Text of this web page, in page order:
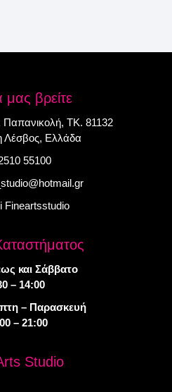
βρείτε
Παπανικολή, ΤΚ. 81132
Λέσβος, Ελλάδα
55100
Fineartsstudio
και Σάββατο
– 14:00
– Παρασκευή
– 21:00
Studio